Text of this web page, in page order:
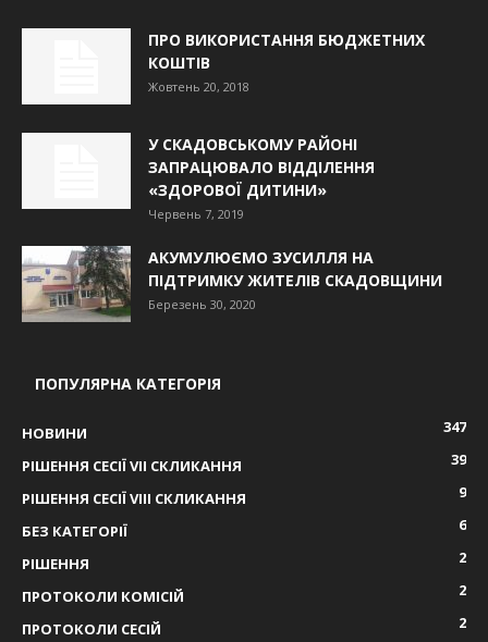
ПРО ВИКОРИСТАННЯ БЮДЖЕТНИХ
КОШТІВ
Жовтень 20, 2018
У СКАДОВСЬКОМУ РАЙОНІ
ЗАПРАЦЮВАЛО ВІДДІЛЕННЯ
«ЗДОРОВОЇ ДИТИНИ»
Червень 7, 2019
АКУМУЛЮЄМО ЗУСИЛЛЯ НА
ПІДТРИМКУ ЖИТЕЛІВ СКАДОВЩИНИ
Березень 30, 2020
ПОПУЛЯРНА КАТЕГОРІЯ
НОВИНИ
347
РІШЕННЯ СЕСІЇ VIІ СКЛИКАННЯ
39
РІШЕННЯ СЕСІЇ VIІІ СКЛИКАННЯ
9
БЕЗ КАТЕГОРІЇ
6
РІШЕННЯ
2
ПРОТОКОЛИ КОМІСІЙ
2
ПРОТОКОЛИ СЕСІЙ
2